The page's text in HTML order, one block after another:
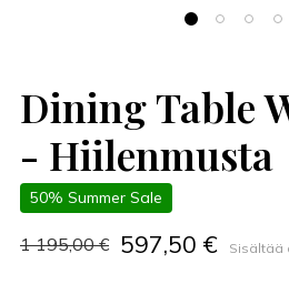
Dining Table
- Hiilenmusta
50% Summer Sale
1 195,00 € 597,50 € Sisältää